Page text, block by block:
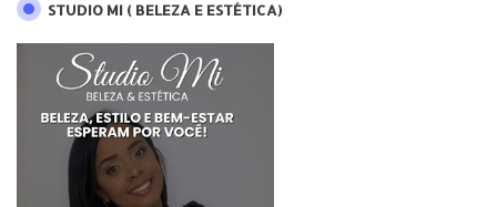
STUDIO MI ( BELEZA E ESTÉTICA)